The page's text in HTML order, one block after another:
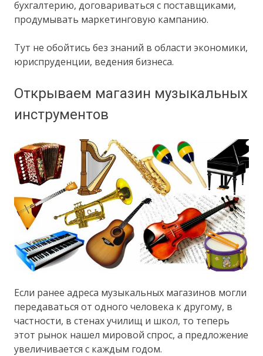
бухгалтерию, договариваться с поставщиками,
продумывать маркетинговую кампанию.
Тут не обойтись без знаний в области экономики,
юриспруденции, ведения бизнеса.
Открываем магазин музыкальных
инструментов
Если ранее адреса музыкальных магазинов могли
передаваться от одного человека к другому, в
частности, в стенах училищ и школ, то теперь
этот рынок нашел мировой спрос, а предложение
увеличивается с каждым годом.